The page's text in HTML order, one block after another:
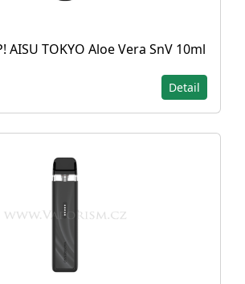
AISU TOKYO Aloe Vera SnV 10ml
Detail